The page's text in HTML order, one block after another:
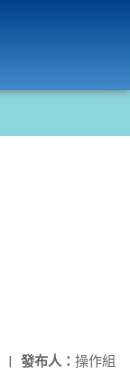
發布人： 操作組
|